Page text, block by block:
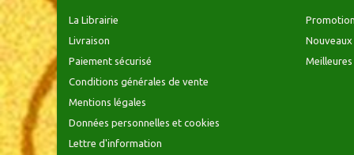
La Librairie
Livraison
Paiement sécurisé
Conditions générales de vente
Mentions légales
Données personnelles et cookies
Lettre d'information
Nouveaux